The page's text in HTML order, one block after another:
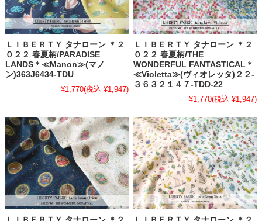
ＬＩＢＥＲＴＹ タナローン ＊２
０２２ 春夏柄/PARADISE
LANDS＊≪Manon≫(マノ
ン)363J6434-TDU
¥1,770(税込 ¥1,947)
ＬＩＢＥＲＴＹ タナローン ＊２
０２２ 春夏柄/THE
WONDERFUL FANTASTICAL＊
≪Violetta≫(ヴィオレッタ)２２-
３６３２１４７-TDD-22
¥1,770(税込 ¥1,947)